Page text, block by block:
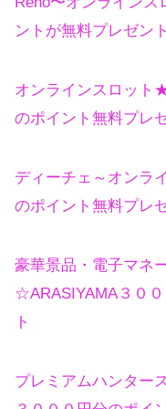
ントが無料プレゼント
オンラインスロット
のポイント無料プレ
ディーチェ～オンラ
のポイント無料プレ
豪華景品・電子マネ
☆ARASIYAMA３０
ト
プレミアムハンター